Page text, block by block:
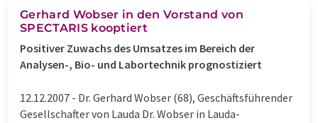
Gerhard Wobser in den Vorstand von
SPECTARIS kooptiert
Positiver Zuwachs des Umsatzes im Bereich der
Analysen-, Bio- und Labortechnik prognostiziert
12.12.2007 - Dr. Gerhard Wobser (68), Geschäftsführender
Gesellschafter von Lauda Dr. Wobser in Lauda-